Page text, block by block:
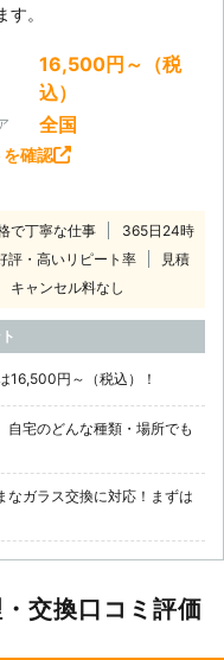
。
16,500円～（税
込）
全国
確認
で丁寧な仕事
365日24時
評・高いリピート率
見積
キャンセル料なし
16,500円～（税込）！
自宅のどんな種類・場所でも
なガラス交換に対応！まずは
交換口コミ評価